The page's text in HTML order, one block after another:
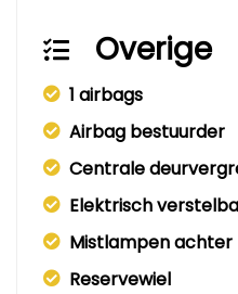
Overige
1 airbags
Airbag bestuurder
Centrale
Elektrisch
Mistlampen achter
Reservewiel